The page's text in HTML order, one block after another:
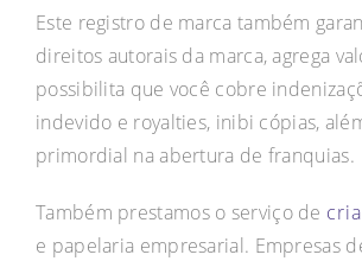
Este registro de marca também
direitos autorais da marca, agrega
possibilita que você cobre
indevido e royalties, inibi cópias,
primordial na abertura de franquias.
Também prestamos o serviço de
e papelaria empresarial. Empresas